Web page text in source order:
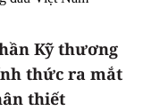
Kỹ thương
thức ra mắt
thiết